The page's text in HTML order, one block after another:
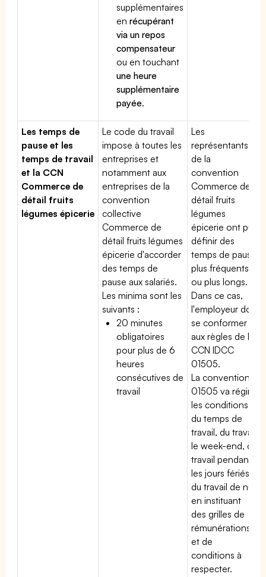
supplémentaires
enrécupérant
via un repos
compensateur
ou en touchant
une heure
supplémentaire
payée.
Les temps de
pause et les
temps de travail
et la CCN
Commerce de
détail fruits
légumes épicerie
Le code du travail
impose à toutes les
entreprises et
notamment aux
entreprises de la
convention
collective
Commerce de
détail fruits légumes
épicerie d'accorder
des temps de
pause aux salariés.
Les minima sont les
suivants :
20 minutes
obligatoires
pour plus de 6
heures
consécutives de
travail
Les
représentants
de la
convention
Commerce de
détail fruits
légumes
épicerie ont pu
définir des
temps de pause
plus fréquents
ou plus longs.
Dans ce cas,
l'employeur doit
se conformer
aux règles de la
CCN IDCC
01505.
La convention
01505 va régir
les conditions
du temps de
travail, du travail
le week-end, du
travail pendant
les jours fériés,
du travail de nuit
en instituant
des grilles de
rémunérations
et de
conditions à
respecter.